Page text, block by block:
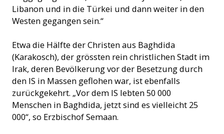
Libanon und in die Türkei und dann weiter in den
Westen gegangen sein.“
Etwa die Hälfte der Christen aus Baghdida
(Karakosch), der grössten rein christlichen Stadt im
Irak, deren Bevölkerung vor der Besetzung durch
den IS in Massen geflohen war, ist ebenfalls
zurückgekehrt. „Vor dem IS lebten 50 000
Menschen in Baghdida, jetzt sind es vielleicht 25
000“, so Erzbischof Semaan.